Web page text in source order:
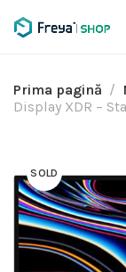
Prima pagină
Display XDR –
SOLD